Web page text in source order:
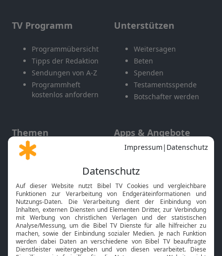
TV Programm
Programmübersicht
Tipps der Redaktion
Sendungen von A-Z
Programmheft
kostenlos anfordern
Unterstützen
Weitersagen
Beten
Spenden
Testamentsspende
Botschafter werden
Themen
Gott und Bibel erklärt
Neuigkeiten
Apps & Angebote
Mobile App
Smart TV
HbbTV
Bibelthek Online-Bibel
Nächster Gottesdienst